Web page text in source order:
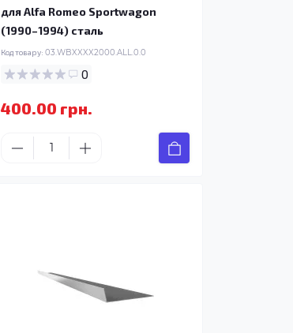
для Alfa Romeo Sportwagon
(1990–1994) сталь
Код товару: 03.WBXXXX2000.ALL.0.0
0
400.00 грн.